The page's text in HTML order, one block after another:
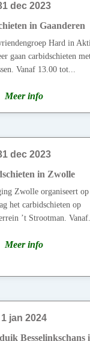
dec 2023
in Gaanderen
Hard in
gaan carbidschieten
Vanaf 13.00 tot...
Meer info
dec 2023
in Zwolle
Zwolle organiseert op
het carbidschieten op
’t Strootman.
Meer info
1 jan 2024
Besselinkschans